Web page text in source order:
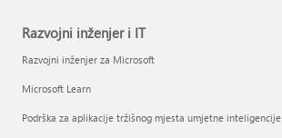
Razvojni inženjer i IT
Razvojni inženjer za Microsoft
Microsoft Learn
Podrška za aplikacije tržišnog mjesta umjetne inteligencije